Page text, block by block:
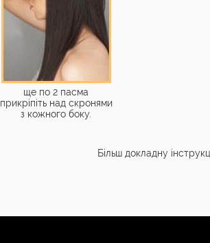
ще по 2 пасма
прикріпіть над скронями
з кожного боку.
Більш докладну